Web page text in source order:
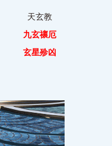
天玄教
九玄禳厄
玄星殄凶